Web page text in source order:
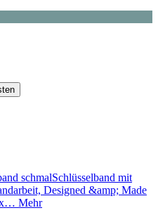
schmalSchlüsselband mit
Designed &amp; Made
x… Mehr